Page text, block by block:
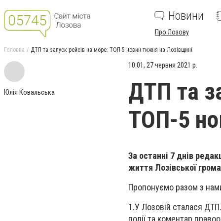
Новини
Про Лозову
Головна ДТП та запуск рейсів на море: ТОП-5 новин тижня на Лозівщині
Юлія Ковальська
10:01, 27 червня 2021 р.
ДТП та
ТОП-5
За останні 7 днів
життя Лозівської
Пропонуємо разом з
1.У Лозовій сталася